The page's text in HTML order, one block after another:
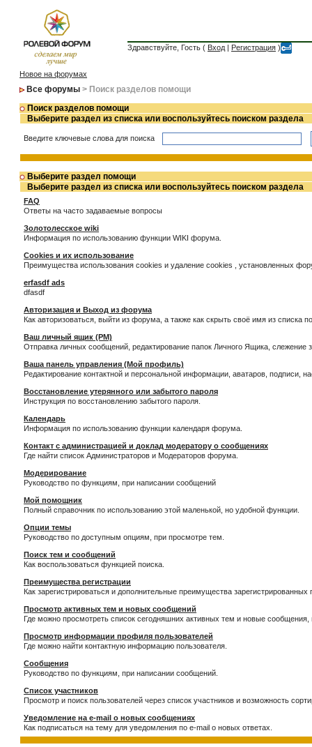
Здравствуйте, Гость ( Вход | Регистрация )
Новое на форумах
Все форумы > Поиск разделов помощи
Поиск разделов помощи
Выберите раздел из списка или воспользуйтесь поиском раздела
Введите ключевые слова для поиска
Выберите раздел помощи
Выберите раздел из списка или воспользуйтесь поиском раздела
FAQ
Ответы на часто задаваемые вопросы
Золотолесское wiki
Информация по использованию функции WIKI форума.
Cookies и их использование
Преимущества использования cookies и удаление cookies , установленных
erfasdf ads
dfasdf
Авторизация и Выход из форума
Как авторизоваться, выйти из форума, а также как скрыть своё имя из списка
Ваш личный ящик (PM)
Отправка личных сообщений, редактирование папок Личного Ящика,
Ваша панель управления (Мой профиль)
Редактирование контактной и персональной информации, аватаров,
Восстановление утерянного или забытого пароля
Инструкция по восстановлению забытого пароля.
Календарь
Информация по использованию функции календаря форума.
Контакт с администрацией и доклад модератору о сообщениях
Где найти список Администраторов и Модераторов форума.
Модерирование
Руководство по функциям, при написании сообщений
Мой помощник
Полный справочник по использованию этой маленькой, но удобной функции.
Опции темы
Руководство по доступным опциям, при просмотре тем.
Поиск тем и сообщений
Как воспользоваться функцией поиска.
Преимущества регистрации
Как зарегистрироваться и дополнительные преимущества зарегистрированных
Просмотр активных тем и новых сообщений
Где можно просмотреть список сегодняшних активных тем и новые
Просмотр информации профиля пользователей
Где можно найти контактную информацию пользователя.
Сообщения
Руководство по функциям, при написании сообщений.
Список участников
Просмотр и поиск пользователей через список участников и возможность
Уведомление на e-mail о новых сообщениях
Как подписаться на тему для уведомления по e-mail о новых ответах.